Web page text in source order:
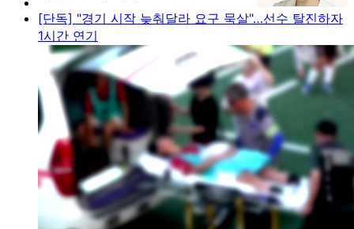
[단독] "경기 시작 늦춰달라 요구 묵살"…선수 탈진하자
1시간 연기